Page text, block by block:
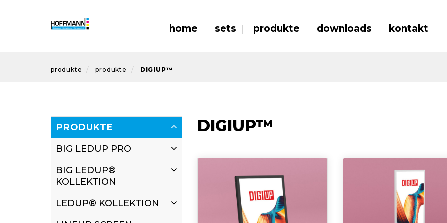
home sets produkte downloads kontakt
produkte produkte DIGIUP™
PRODUKTE
BIG LEDUP PRO
BIG LEDUP®
KOLLEKTION
LEDUP® KOLLEKTION
DIGIUP™